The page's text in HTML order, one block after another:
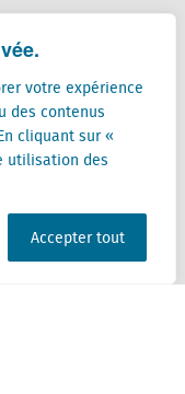
votre expérience
des contenus
cliquant sur «
utilisation des
Accepter tout